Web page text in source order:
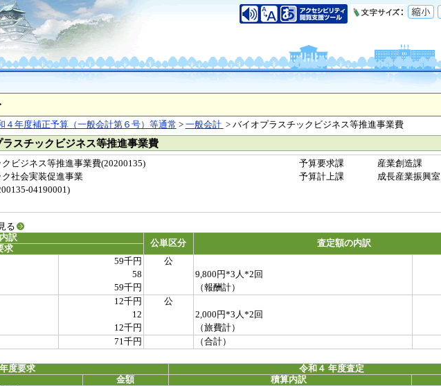
４年度補正予算（一般会計第６号）等通常 > 一般会計 > バイオプラスチックビジネス等推進事業費
スチックビジネス等推進事業費
クビジネス等推進事業費(20200135) 予算要求課
産業創造課
ク社会実装促進事業 予算計上課
成長産業振興室
04190001)
る
訳
公単区分 査定額の内訳
求
59千円 公
58 9,800円*3人*2回
59千円 （報酬計）
12千円 公
12 2,000円*3人*2回
12千円 （旅費計）
71千円 （合計）
度要求
令和４ 年度査定
金額 積算内訳